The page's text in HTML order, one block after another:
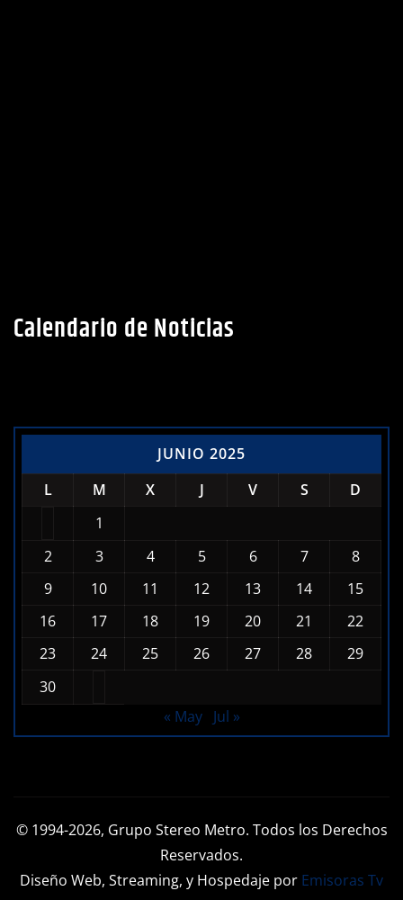
Calendario de Noticias
JUNIO 2025
L
M X J V S
D
1
2
3 4 5 6 7
8
9
10 11 12 13 14
15
16
17 18 19 20 21
22
23
24 25 26 27 28
29
30
« May
Jul »
© 1994-2026, Grupo Stereo Metro. Todos los Derechos
Reservados.
Diseño Web, Streaming, y Hospedaje por Emisoras Tv